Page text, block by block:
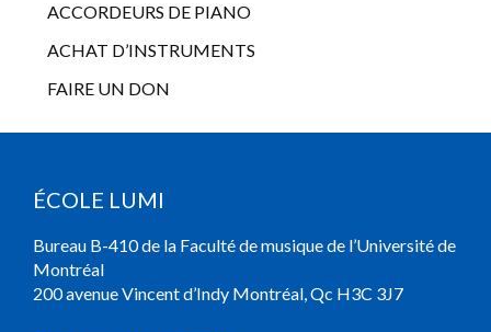
ACCORDEURS DE PIANO
ACHAT D’INSTRUMENTS
FAIRE UN DON
ÉCOLE LUMI
Bureau B-410 de la Faculté de musique de l’Université de
Montréal
200 avenue Vincent d’Indy Montréal, Qc H3C 3J7